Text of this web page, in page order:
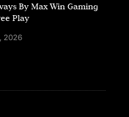
By Max Win Gaming
Play
2026